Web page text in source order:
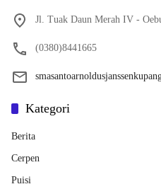
Jl. Tuak Daun Merah IV -
(0380)8441665
Kategori
Berita
Cerpen
Puisi